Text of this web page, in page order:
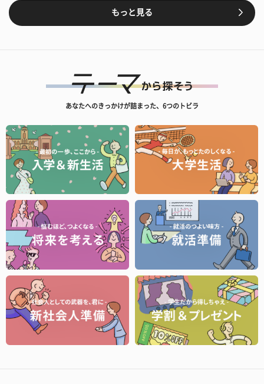
もっと見る
あなたへのきっかけが詰まった、6つのトビラ